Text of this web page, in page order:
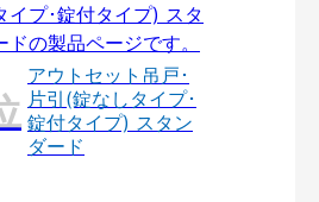
アウトセット吊戸･
片引(錠なしタイプ･
錠付タイプ) スタン
ダード